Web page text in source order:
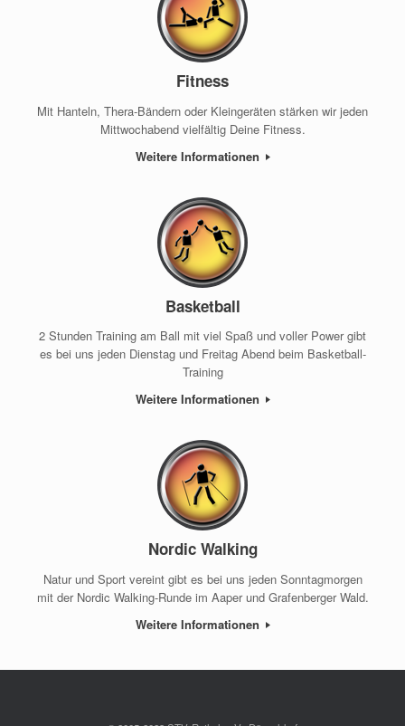
Fitness
Mit Hanteln, Thera-Bändern oder Kleingeräten stärken wir jeden
Mittwochabend vielfältig Deine Fitness.
Weitere Informationen
Basketball
2 Stunden Training am Ball mit viel Spaß und voller Power gibt
es bei uns jeden Dienstag und Freitag Abend beim Basketball-
Training
Weitere Informationen
Nordic Walking
Natur und Sport vereint gibt es bei uns jeden Sonntagmorgen
mit der Nordic Walking-Runde im Aaper und Grafenberger Wald.
Weitere Informationen